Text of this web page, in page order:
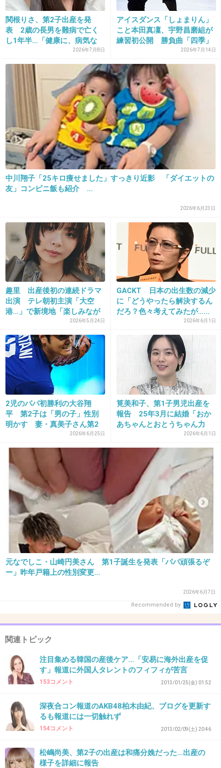
心入れ換えたのかしゃべり方や見た目も変わっ
てどちらも大きい大会で結果出した。
だから仲が良いのはわかるかな。でもヤッたと
かヤッてないとかは考えたことなかったわ。
+82
2013/07/12(金) 15:28:10
現役最後の大切なオリンピックだし金メダルの
最有力候補なんだから、高橋選手をこんな下世
話な騒動に巻き込まないで欲しい。
【フィギュア】高橋、集大成も挑戦やめ
ず ビートルズで「愛」表現 - MSN産経ニ
現役生活の集大成と位置づけるソチ五輪シーズンでも、高橋は挑戦の歩み
を止めなかった。ＳＰとの合計点で勝負が決するフリーで、初めてローリ
ー・ニコル氏に振り付けを依頼。「彼女と合うか不安だった」と認めるリ
スクをあえて冒したのは、「現役を引退するまでにやってもらいたかっ
た。彼女の振り付けでどう演技できるか興味があった」と向上心、冒険心
が勝ったからだ。
+145 -4
24. 匿名2013/07/12(金) 15:29:16
フィギュアはみんな子ども時代からお互い知っ
てて
仲がいいから、きょうだいみたいな感じじゃな
いの？
+127 -4
2013/07/12(金) 15:34:35
８の二枚目の写真騒動関係なく見たら綺麗じゃ
ん。下心あるようには見えないし同じ目標を持
つ仲間って感じじゃない？
+46 -12
26. 匿名2013/07/12(金) 15:35:04
細いから臨月でも目立たなかったのかな？
これだけ有名人なのにマスコミに漏れなかった
ってすごいよね。
+111 -1
27. 匿名 2013/07/12(金) 15:35:17
安藤美姫のまわりにいるメンズたちは、みんな
+103 -3
関根りさ、第2子出産を発
表 2歳の長男を難病で亡く
し1年半…「健康に、病気な
2026年7月8日
アイスダンス「しょまりん」
こと本田真凜、宇野昌磨組が
練習初公開 勝負曲「四季」
2026年7月14日
中川翔子「25キロ痩せました」すっきり近影 「ダイエットの
友」コンビニ飯も紹介 ...
2026年6月23日
趣里 出産後初の連続ドラマ
出演 テレ朝初主演「大空
港…」で新境地「楽しみなが
2026年5月24日
GACKT 日本の出生数の減少
に「どうやったら解決するん
だろ？色々考えてみたが…...
2026年6月1日
2児のパパ初勝利の大谷翔
平 第2子は「男の子」性別
明かす 妻・真美子さん第2
2026年6月25日
筧美和子、第1子男児出産を
報告 25年3月に結婚「おか
あちゃんとおとうちゃん力
2026年6月1日
元なでしこ・山崎円美さん 第1子誕生を発表「パパ頑張るぞ
ー」昨年戸籍上の性別変更...
2026年6月7日
Recommended by
関連トピック
注目集める韓国の産後ケア…「安易に海外出産を促
す」報道に外国人タレントのフィフィが苦言
153コメント 2013/01/25(金) 01:52
深夜合コン報道のAKB48柏木由紀、ブログを更新す
るも報道には一切触れず
154コメント 2013/02/09(土) 20:46
松嶋尚美、第2子の出産は和痛分娩だった…出産の
様子を詳細に報告